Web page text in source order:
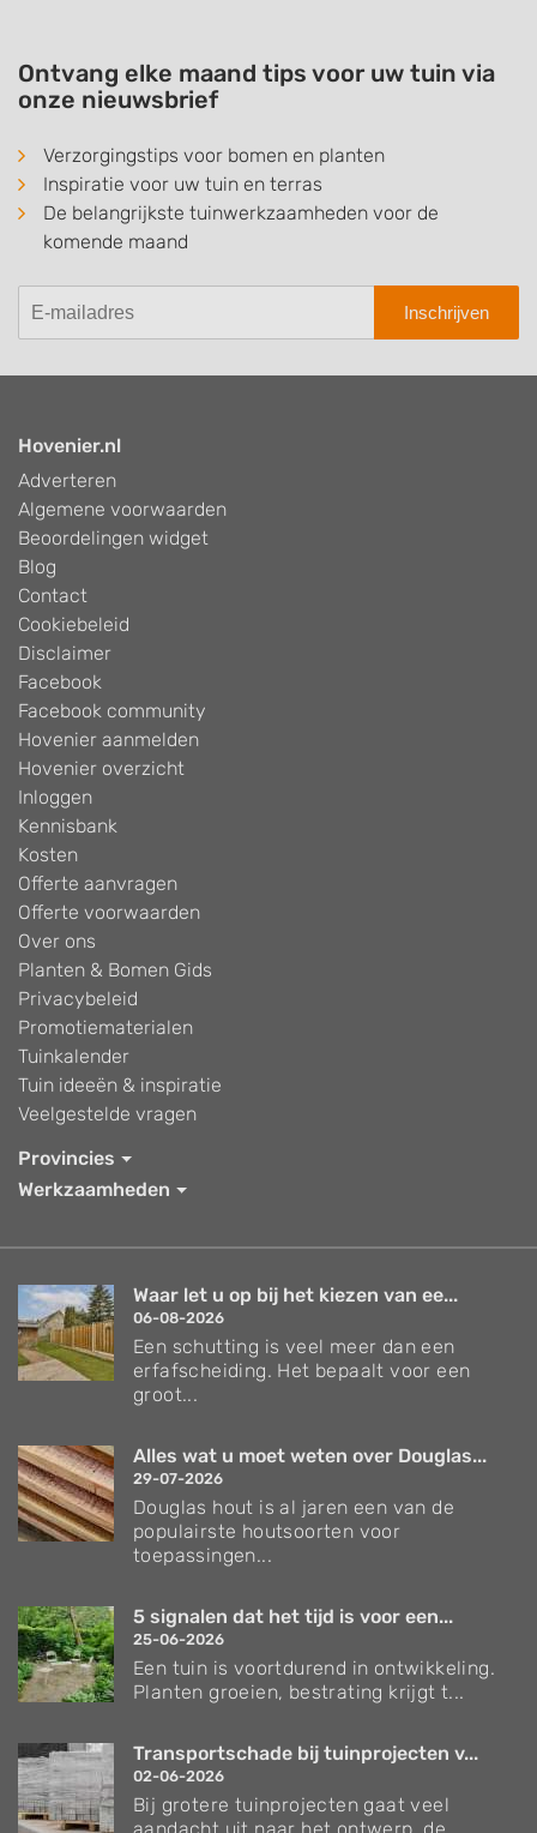
Ontvang elke maand tips voor uw tuin via
onze nieuwsbrief
Verzorgingstips voor bomen en planten
Inspiratie voor uw tuin en terras
De belangrijkste tuinwerkzaamheden voor de
komende maand
Inschrijven
Hovenier.nl
Adverteren
Algemene voorwaarden
Beoordelingen widget
Blog
Contact
Cookiebeleid
Disclaimer
Facebook
Facebook community
Hovenier aanmelden
Hovenier overzicht
Inloggen
Kennisbank
Kosten
Offerte aanvragen
Offerte voorwaarden
Over ons
Planten & Bomen Gids
Privacybeleid
Promotiematerialen
Tuinkalender
Tuin ideeën & inspiratie
Veelgestelde vragen
Provincies
Werkzaamheden
Waar let u op bij het kiezen van ee...
06-08-2026
Een schutting is veel meer dan een
erfafscheiding. Het bepaalt voor een
groot...
Alles wat u moet weten over Douglas...
29-07-2026
Douglas hout is al jaren een van de
populairste houtsoorten voor
toepassingen...
5 signalen dat het tijd is voor een...
25-06-2026
Een tuin is voortdurend in ontwikkeling.
Planten groeien, bestrating krijgt t...
Transportschade bij tuinprojecten v...
02-06-2026
Bij grotere tuinprojecten gaat veel